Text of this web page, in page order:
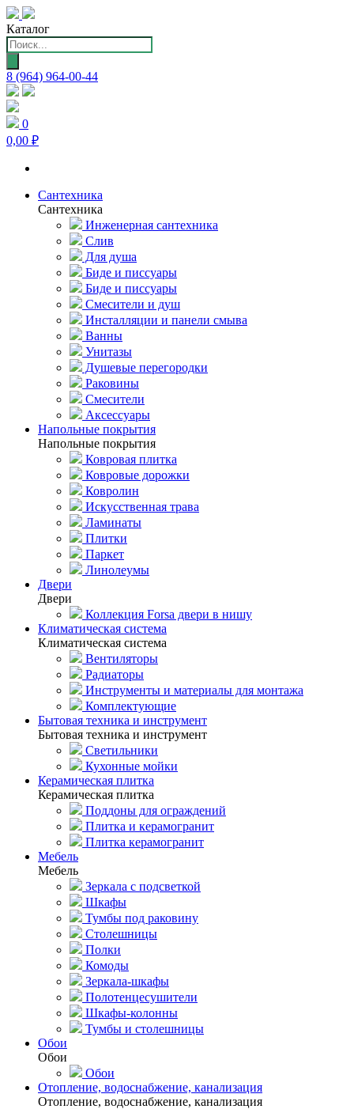
Каталог
Поиск
товаров
8 (964) 964-00-44
0
0,00 ₽
Сантехника
Сантехника
Инженерная сантехника
Слив
Для душа
Биде и писсуары
Биде и писсуары
Смесители и душ
Инсталляции и панели смыва
Ванны
Унитазы
Душевые перегородки
Раковины
Смесители
Аксессуары
Напольные покрытия
Напольные покрытия
Ковровая плитка
Ковровые дорожки
Ковролин
Искусственная трава
Ламинаты
Плитки
Паркет
Линолеумы
Двери
Двери
Коллекция Forsa двери в нишу
Климатическая система
Климатическая система
Вентиляторы
Радиаторы
Инструменты и материалы для монтажа
Комплектующие
Бытовая техника и инструмент
Бытовая техника и инструмент
Светильники
Кухонные мойки
Керамическая плитка
Керамическая плитка
Поддоны для ограждений
Плитка и керамогранит
Плитка керамогранит
Мебель
Мебель
Зеркала с подсветкой
Шкафы
Тумбы под раковину
Столешницы
Полки
Комоды
Зеркала-шкафы
Полотенцесушители
Шкафы-колонны
Тумбы и столешницы
Обои
Обои
Обои
Отопление, водоснабжение, канализация
Отопление, водоснабжение, канализация